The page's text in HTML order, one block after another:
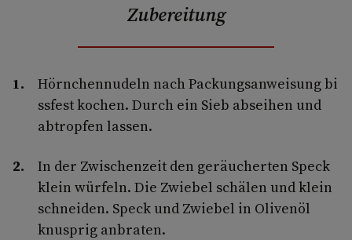
Zubereitung
Hörnchennudeln nach Packungsanweisung bi
ssfest kochen. Durch ein Sieb abseihen und
abtropfen lassen.
In der Zwischenzeit den geräucherten Speck
klein würfeln. Die Zwiebel schälen und klein
schneiden. Speck und Zwiebel in Olivenöl
knusprig anbraten.